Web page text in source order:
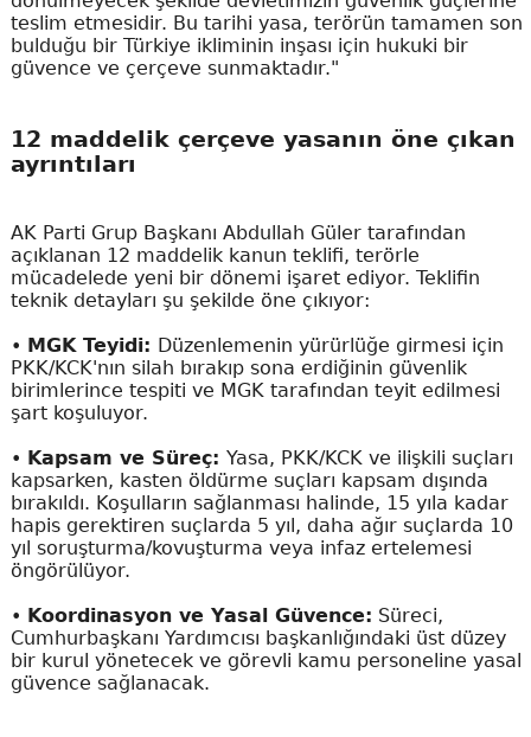
teslim etmesidir. Bu tarihi yasa, terörün tamamen son
bulduğu bir Türkiye ikliminin inşası için hukuki bir
güvence ve çerçeve sunmaktadır."
12 maddelik çerçeve yasanın öne çıkan
ayrıntıları
AK Parti Grup Başkanı Abdullah Güler tarafından
açıklanan 12 maddelik kanun teklifi, terörle
mücadelede yeni bir dönemi işaret ediyor. Teklifin
teknik detayları şu şekilde öne çıkıyor:
• MGK Teyidi: Düzenlemenin yürürlüğe girmesi için
PKK/KCK'nın silah bırakıp sona erdiğinin güvenlik
birimlerince tespiti ve MGK tarafından teyit edilmesi
şart koşuluyor.
• Kapsam ve Süreç: Yasa, PKK/KCK ve ilişkili suçları
kapsarken, kasten öldürme suçları kapsam dışında
bırakıldı. Koşulların sağlanması halinde, 15 yıla kadar
hapis gerektiren suçlarda 5 yıl, daha ağır suçlarda 10
yıl soruşturma/kovuşturma veya infaz ertelemesi
öngörülüyor.
• Koordinasyon ve Yasal Güvence: Süreci,
Cumhurbaşkanı Yardımcısı başkanlığındaki üst düzey
bir kurul yönetecek ve görevli kamu personeline yasal
güvence sağlanacak.